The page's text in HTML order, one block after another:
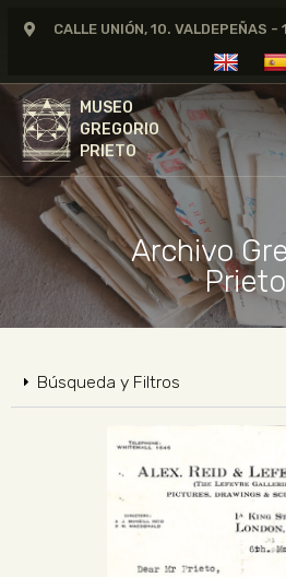
CALLE UNIÓN, 10. VALDEPEÑAS -
MUSEO
GREGORIO
PRIETO
MUSEO
GREGORIO
PRIETO
GREGORIO PRIETO
MUSEO
ARCHIVO
CERTAMEN DE
FUNDACIÓN
NOTICIAS
Archivo
Prieto
Búsqueda y Filtros